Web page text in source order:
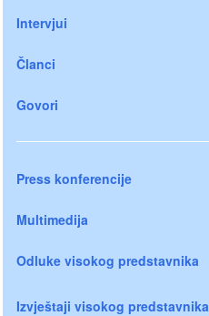
Intervjui
Članci
Govori
Press konferencije
Multimedija
Odluke visokog predstavnika
Izvještaji visokog predstavnika